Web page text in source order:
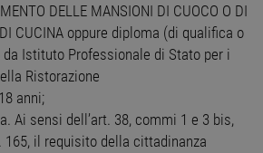
DELLE MANSIONI DI CUOCO O DI
CUCINA oppure diploma (di qualifica o
Istituto Professionale di Stato per i
Ristorazione
anni;
Ai sensi dell’art. 38, commi 1 e 3 bis,
165, il requisito della cittadinanza